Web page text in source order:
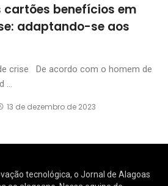
cartões benefícios em
adaptando-se aos
crise De acordo com o homem de
13 de dezembro de 2023
tecnológica, o Jornal de Alagoas